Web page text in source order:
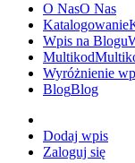
O NasO Nas
Katalogowanie
Wpis na Blogu
Multikod
Wyróżnienie
BlogBlog
Dodaj wpis
Zaloguj się